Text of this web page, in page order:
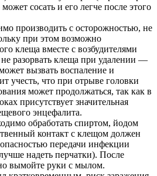
сосать и его легче после этого
производить с осторожностью, не
при этом возможно
клеща вместе с возбудителями
разорвать клеща при удалении —
вызвать воспаление и
учесть, что при отрыве головки
может продолжаться, так как в
присутствует значительная
энцефалита.
обработать спиртом, йодом
контакт с клещом должен
передачи инфекции
надеть перчатки). После
вымойте руки с мылом.